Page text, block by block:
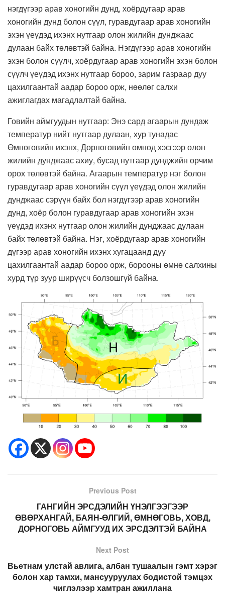
нэгдүгээр арав хоногийн дунд, хоёрдугаар арав
хоногийн дунд болон сүүл, гуравдугаар арав хоногийн
эхэн үеүдэд ихэнх нутгаар олон жилийн дунджаас
дулаан байх төлөвтэй байна. Нэгдүгээр арав хоногийн
эхэн болон сүүлч, хоёрдугаар арав хоногийн эхэн болон
сүүлч үеүдэд ихэнх нутгаар бороо, зарим газраар дуу
цахилгаантай аадар бороо орж, нөөлөг салхи
ажиглагдах магадлалтай байна.
Говийн аймгуудын нутгаар: Энэ сард агаарын дундаж
температур нийт нутгаар дулаан, хур тунадас
Өмнөговийн ихэнх, Дорноговийн өмнөд хэсгээр олон
жилийн дунджаас ахиу, бусад нутгаар дунджийн орчим
орох төлөвтэй байна. Агаарын температур нэг болон
гуравдугаар арав хоногийн сүүл үеүдэд олон жилийн
дунджаас сэрүүн байх бол нэгдүгээр арав хоногийн
дунд, хоёр болон гуравдугаар арав хоногийн эхэн
үеүдэд ихэнх нутгаар олон жилийн дунджаас дулаан
байх төлөвтэй байна. Нэг, хоёрдугаар арав хоногийн
дүгээр арав хоногийн ихэнх хугацаанд дуу
цахилгаантай аадар бороо орж, борооны өмнө салхины
хурд түр зуур ширүүсч болзошгүй байна.
Previous Post
ГАНГИЙН ЭРСДЭЛИЙН ҮНЭЛГЭЭГЭЭР
ӨВӨРХАНГАЙ, БАЯН-ӨЛГИЙ, ӨМНӨГОВЬ, ХОВД,
ДОРНОГОВЬ АЙМГУУД ИХ ЭРСДЭЛТЭЙ БАЙНА
Next Post
Вьетнам улстай авлига, албан тушаалын гэмт хэрэг
болон хар тамхи, мансууруулах бодистой тэмцэх
чиглэлээр хамтран ажиллана